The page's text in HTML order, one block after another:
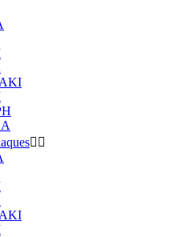
 